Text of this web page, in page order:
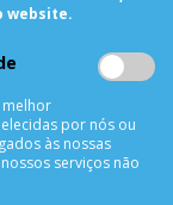
website.
melhor
por nós ou
às nossas
serviços não